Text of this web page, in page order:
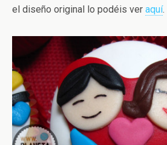
el diseño original lo podéis ver aquí.